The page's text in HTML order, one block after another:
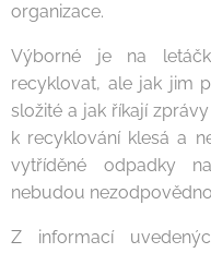
organizace.
Výborné je na
recyklovat, ale jak jim
složité a jak říkají
k recyklování klesá a
vytříděné odpadky
nebudou
Z informací